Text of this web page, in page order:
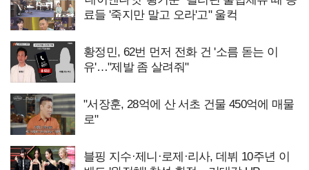
료들 '죽지만 말고 오라'고" 울컥
황정민, 62번 먼저 전화 건 '소름 돋는 이
유'…"제발 좀 살려줘"
"서장훈, 28억에 산 서초 건물 450억에 매물
로"
블핑 지수·제니·로제·리사, 데뷔 10주년 이